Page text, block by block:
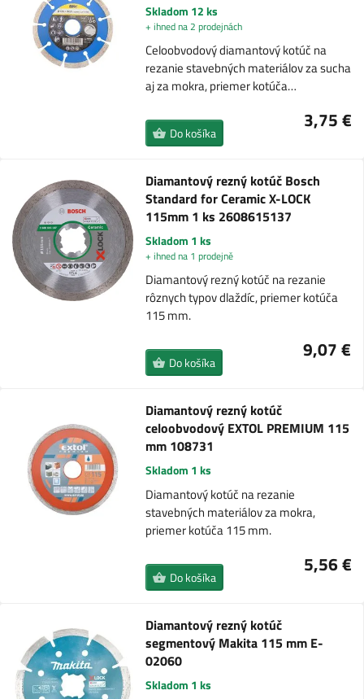
Skladom 12 ks
+ ihned na 2 prodejnách
Celoobvodový diamantový kotúč na
rezanie stavebných materiálov za sucha
aj za mokra, priemer kotúča…
3,75 €
Do košíka
Diamantový rezný kotúč Bosch
Standard for Ceramic X-LOCK
115mm 1 ks 2608615137
Skladom 1 ks
+ ihned na 1 prodejně
Diamantový rezný kotúč na rezanie
rôznych typov dlaždíc, priemer kotúča
115 mm.
9,07 €
Do košíka
Diamantový rezný kotúč
celoobvodový EXTOL PREMIUM 115
mm 108731
Skladom 1 ks
Diamantový kotúč na rezanie
stavebných materiálov za mokra,
priemer kotúča 115 mm.
5,56 €
Do košíka
Diamantový rezný kotúč
segmentový Makita 115 mm E-
02060
Skladom 1 ks